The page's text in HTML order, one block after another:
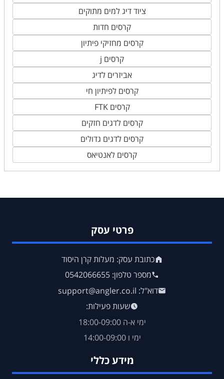
ציוד דיג למים מתוקים
קרסים חדות
קרסים מחזיקי פיתיון
קרסים j
אביזרים לדיג
קרסים לפיתיון חי
קרסים FTK
קרסים לדגים חזקים
קרסים לדגים גדולים
קרסים לאנטיאס
פרטי עסק
כתובת עסק: מעלות קרן היסוד
מספר טלפון: 0542066655
דוא"ל: support@angler.co.il
שעות פעילות:
ימי א-ה 18:00-09:00
ימי ו 14:00-09:00
מידע כללי